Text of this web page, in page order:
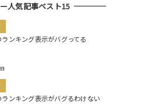
人気記事ベスト15
ンキング表示がバグってる
ランキング表示がバグるわけない